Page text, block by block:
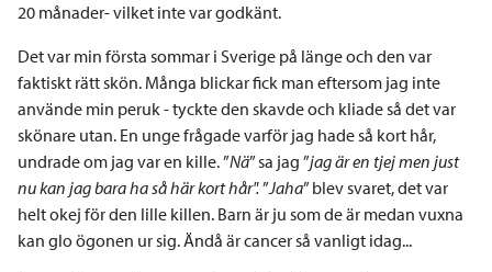
20 månader- vilket inte var godkänt.
Det var min första sommar i Sverige på länge och den var
faktiskt rätt skön. Många blickar fick man eftersom jag inte
använde min peruk - tyckte den skavde och kliade så det var
skönare utan. En unge frågade varför jag hade så kort hår,
undrade om jag var en kille. ”Nä” sa jag ”jag är en tjej men just
nu kan jag bara ha så här kort hår".”Jaha” blev svaret, det var
helt okej för den lille killen. Barn är ju som de är medan vuxna
kan glo ögonen ur sig. Ändå är cancer så vanligt idag...